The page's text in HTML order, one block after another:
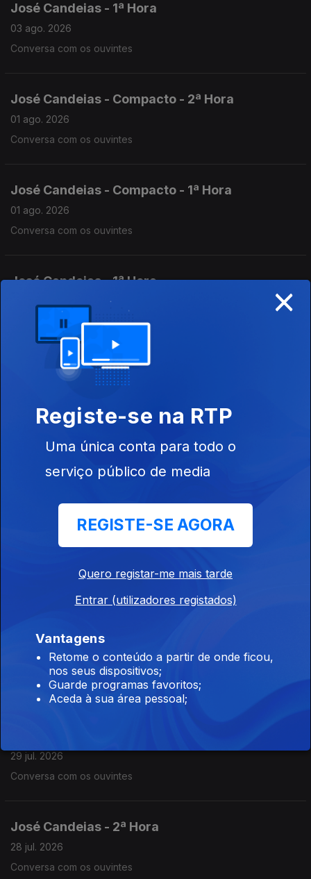
José Candeias - 1ª Hora
03 ago. 2026
Conversa com os ouvintes
José Candeias - Compacto - 2ª Hora
01 ago. 2026
Conversa com os ouvintes
José Candeias - Compacto - 1ª Hora
01 ago. 2026
Conversa com os ouvintes
José Candeias - 1ª Hora
Conversa com os ouvintes
José Candeias - 2ª Hora
Conversa com os ouvintes
José Candeias - 2ª Hora
Conversa com os ouvintes
Conversa com os ouvintes
José Candeias - 2ª Hora
29 jul. 2026
Conversa com os ouvintes
29 jul. 2026
Conversa com os ouvintes
José Candeias - 2ª Hora
28 jul. 2026
Conversa com os ouvintes
×
Registe-se na RTP
Uma única conta para todo o
serviço público de media
REGISTE-SE AGORA
Quero registar-me mais tarde
Entrar (utilizadores registados)
Vantagens
Retome o conteúdo a partir de onde ficou,
nos seus dispositivos;
Guarde programas favoritos;
Aceda à sua área pessoal;